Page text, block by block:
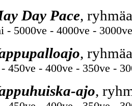
Day Pace,
- 5000ve - 4000ve -
,
450ve - 400ve - 350ve -
ajo,